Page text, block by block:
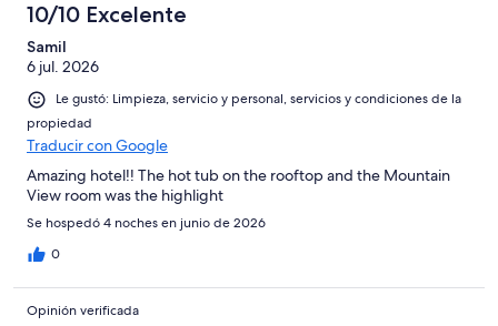
10/10 Excelente
Samil
6 jul. 2026
Le gustó: Limpieza, servicio y personal, servicios y condiciones de la
propiedad
Traducir con Google
Amazing hotel!! The hot tub on the rooftop and the Mountain
View room was the highlight
Se hospedó 4 noches en junio de 2026
0
Opinión verificada